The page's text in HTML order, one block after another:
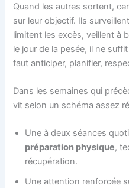
Quand les autres sortent,
sur leur objectif. Ils
limitent les excès, veillent à
le jour de la pesée, il ne
faut anticiper, planifier,
Dans les semaines qui
vit selon un schéma assez
Une à deux séances
préparation physique,
récupération.
Une attention renforcée